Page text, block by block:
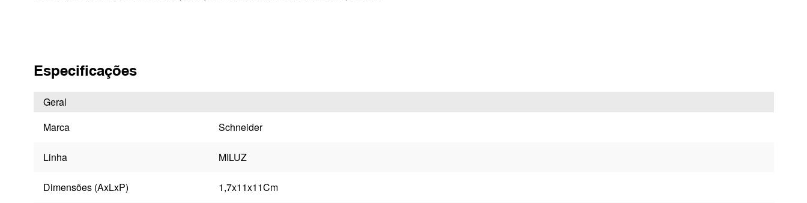
Especificações
Geral
Marca
Schneider
Linha MILUZ
Dimensões (AxLxP) 1,7x11x11Cm